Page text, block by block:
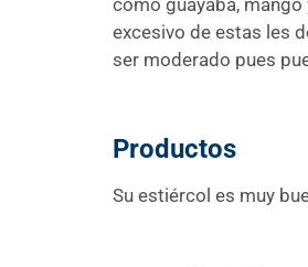
excesivo de estas les
ser moderado pues
Productos
Su estiércol es muy